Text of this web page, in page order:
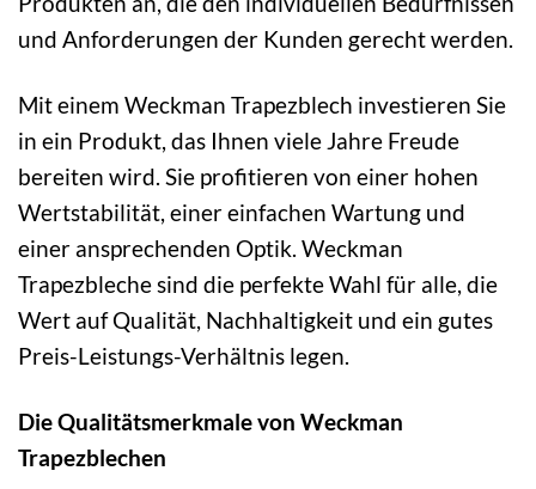
und Anforderungen der Kunden gerecht werden.
Mit einem Weckman Trapezblech investieren Sie
in ein Produkt, das Ihnen viele Jahre Freude
bereiten wird. Sie profitieren von einer hohen
Wertstabilität, einer einfachen Wartung und
einer ansprechenden Optik. Weckman
Trapezbleche sind die perfekte Wahl für alle, die
Wert auf Qualität, Nachhaltigkeit und ein gutes
Preis-Leistungs-Verhältnis legen.
Die Qualitätsmerkmale von Weckman
Trapezblechen